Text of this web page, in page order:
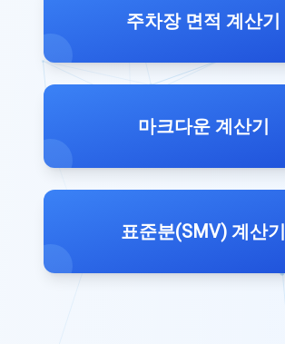
주차장 면적 계산기
마크다운 계산기
표준분(SMV) 계산기